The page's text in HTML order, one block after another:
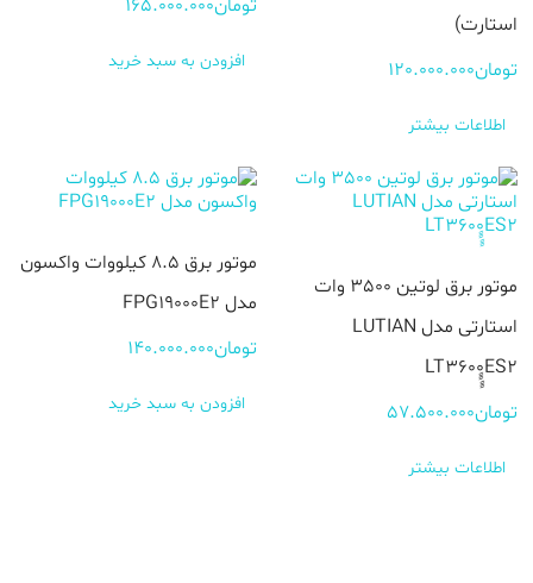
استارت)
تومان120.000.000
اطلاعات بیشتر
افزودن به سبد خرید
موتور برق لوتین 3500 وات
استارتی مدل LUTIAN
LT3600ٍٍٍٍES2
تومان57.500.000
اطلاعات بیشتر
موتور برق 8.5 کیلووات واکسون
مدل FPG19000E2
تومان140.000.000
افزودن به سبد خرید